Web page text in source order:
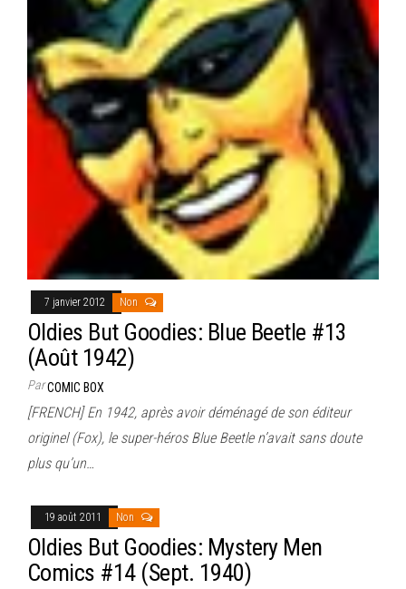
7 janvier 2012 Non
Oldies But Goodies: Blue Beetle #13
(Août 1942)
ParCOMIC BOX
[FRENCH] En 1942, après avoir déménagé de son éditeur
originel (Fox), le super-héros Blue Beetle n’avait sans doute
plus qu’un…
19 août 2011 Non
Oldies But Goodies: Mystery Men
Comics #14 (Sept. 1940)